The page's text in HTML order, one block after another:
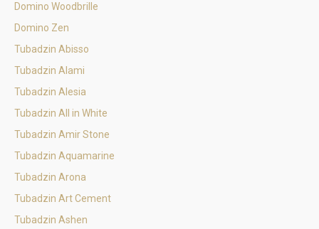
Domino Woodbrille
Domino Zen
Tubadzin Abisso
Tubadzin Alami
Tubadzin Alesia
Tubadzin All in White
Tubadzin Amir Stone
Tubadzin Aquamarine
Tubadzin Arona
Tubadzin Art Cement
Tubadzin Ashen